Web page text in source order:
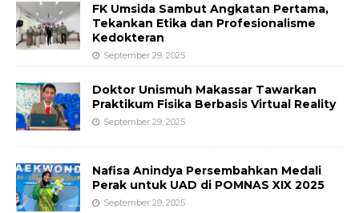
FK Umsida Sambut Angkatan Pertama,
Tekankan Etika dan Profesionalisme
Kedokteran
September 29, 2025
Doktor Unismuh Makassar Tawarkan
Praktikum Fisika Berbasis Virtual Reality
September 29, 2025
Nafisa Anindya Persembahkan Medali
Perak untuk UAD di POMNAS XIX 2025
September 29, 2025